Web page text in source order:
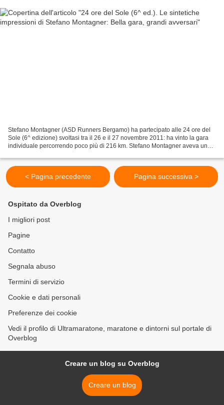
Stefano Montagner (ASD Runners Bergamo) ha partecipato alle 24 ore del
Sole (6^ edizione) svoltasi tra il 26 e il 27 novembre 2011: ha vinto la gara
individuale percorrendo poco più di 216 km. Stefano Montagner aveva un
< Pagina precedente Pagina successiva >
Ospitato da Overblog
I migliori post
Pagine
Contatto
Segnala abuso
Termini di servizio
Cookie e dati personali
Preferenze dei cookie
Vedi il profilo di Ultramaratone, maratone e dintorni sul portale di
Overblog
Creare un blog su Overblog
Creare un blog